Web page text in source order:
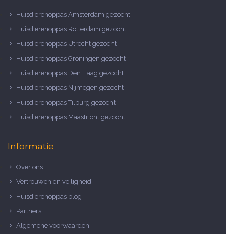
Huisdierenoppas Amsterdam gezocht
Huisdierenoppas Rotterdam gezocht
Huisdierenoppas Utrecht gezocht
Huisdierenoppas Groningen gezocht
Huisdierenoppas Den Haag gezocht
Huisdierenoppas Nijmegen gezocht
Huisdierenoppas Tilburg gezocht
Huisdierenoppas Maastricht gezocht
Informatie
Over ons
Vertrouwen en veiligheid
Huisdierenoppas blog
Partners
Algemene voorwaarden